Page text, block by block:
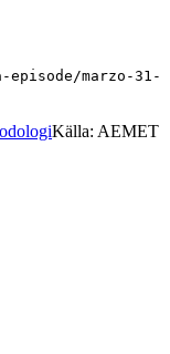
marzo-31-
Källa: AEMET